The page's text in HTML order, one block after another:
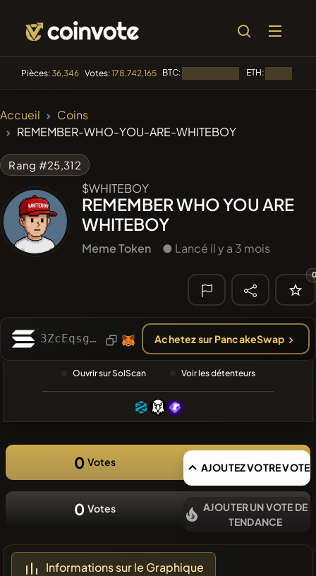
Pièces:36,346 Votes:178,742,165 BTC: ETH:
SmartleCo
#256
Myspace Coin MYSPACE
#2434
Moon Highway DRUMM
RECHERCHE
RÉCENTE
❌Aucune
pièce
récente
Accueil
Coins
REMEMBER-WHO-YOU-ARE-WHITEBOY
Rang #25,312
$WHITEBOY
REMEMBER WHO YOU ARE
WHITEBOY
Meme Token ● Lancé il y a 3 mois
3ZcEqsgJZxy5pER4XBfa2UbjBmRAgG96nUrTATfMpump Achetez sur PancakeSwap
Ouvrir sur SolScan Voir les détenteurs
0 Votes AJOUTEZ VOTRE VOTE
0 Votes
AJOUTER UN VOTE DE
TENDANCE
Informations sur le Graphique